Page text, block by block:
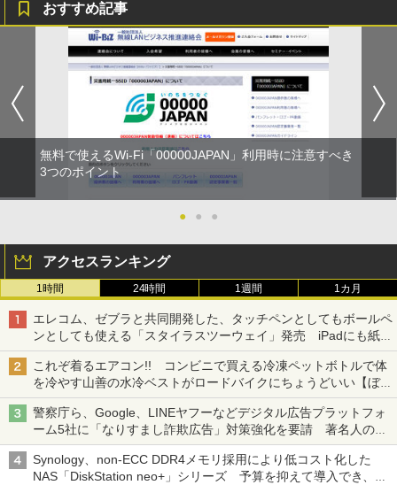
おすすめ記事
無料で使えるWi-Fi「00000JAPAN」利用時に注意すべき
3つのポイント
● ● ●
アクセスランキング
1時間 24時間 1週間 1カ月
エレコム、ゼブラと共同開発した、タッチペンとしてもボールペ
ンとしても使える「スタイラスツーウェイ」発売 iPadにも紙に
も、持ち替えずに書き込める
これぞ着るエアコン!! コンビニで買える冷凍ペットボトルで体
を冷やす山善の水冷ベストがロードバイクにちょうどいい【ぼっ
ち・ざ・ろーど！その14】【空いた時間でなにしてる？】
警察庁ら、Google、LINEヤフーなどデジタル広告プラットフォ
ーム5社に「なりすまし詐欺広告」対策強化を要請 著名人の写
真や映像を使った投資詐欺などへの対策として
Synology、non-ECC DDR4メモリ採用により低コスト化した
NAS「DiskStation neo+」シリーズ 予算を抑えて導入でき、